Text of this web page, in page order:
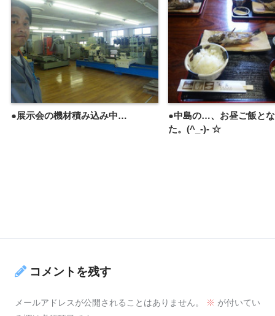
●展示会の機材積み込み中…
●中島の…、お昼ご飯と
た。(^_-)- ☆
コメントを残す
メールアドレスが公開されることはありません。 ※ が付いてい